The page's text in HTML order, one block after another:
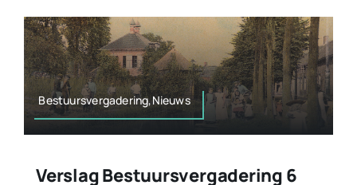
Bestuursvergadering,Nieuws
Verslag Bestuursvergadering 6